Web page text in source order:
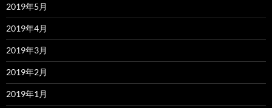
2019年5月
2019年4月
2019年3月
2019年2月
2019年1月